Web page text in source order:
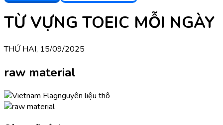
TỪ VỰNG TOEIC MỖI NGÀY
THỨ HAI, 15/09/2025
raw material
nguyên liệu thô